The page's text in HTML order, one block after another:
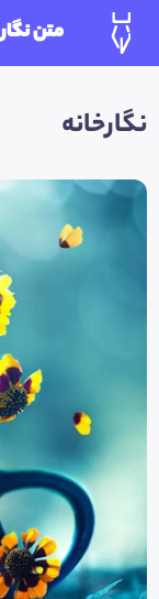
متن نگار
نگارخانه